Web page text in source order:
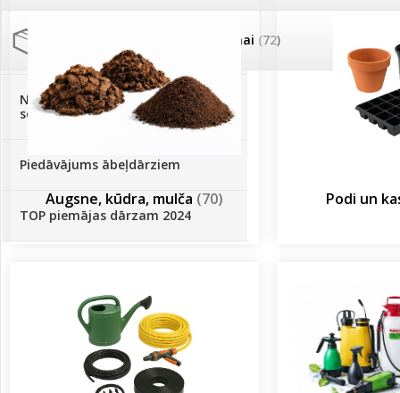
Palīglīdzekļi augu audzēšanai (72)
Klientu Diena
Novatec - izcils mēslošanai arī
sezonas otrajā pusē!
Piedāvājums ābeļdārziem
TOP piemājas dārzam 2024
Augsne, kūdra, mulča (70) Podi un